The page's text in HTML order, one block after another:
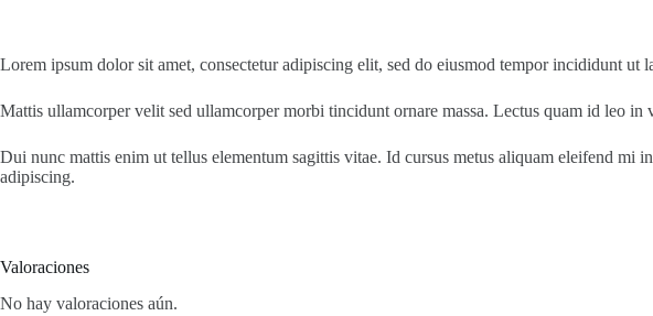
Lorem ipsum dolor sit amet, consectetur adipiscing elit, sed do eiusmod tempor incididunt
Mattis ullamcorper velit sed ullamcorper morbi tincidunt ornare massa. Lectus quam id leo
Dui nunc mattis enim ut tellus elementum sagittis vitae. Id cursus metus aliquam eleifend
adipiscing.
Valoraciones
No hay valoraciones aún.